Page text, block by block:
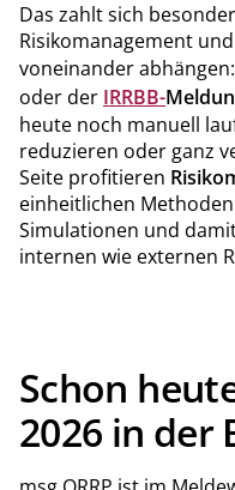
Das zahlt sich
Risikomanagement
voneinander
oder der IRRBB-
heute noch manuell
reduzieren oder ganz
Seite profitieren
einheitlichen
Simulationen und
internen wie externen
Schon
2026 in der